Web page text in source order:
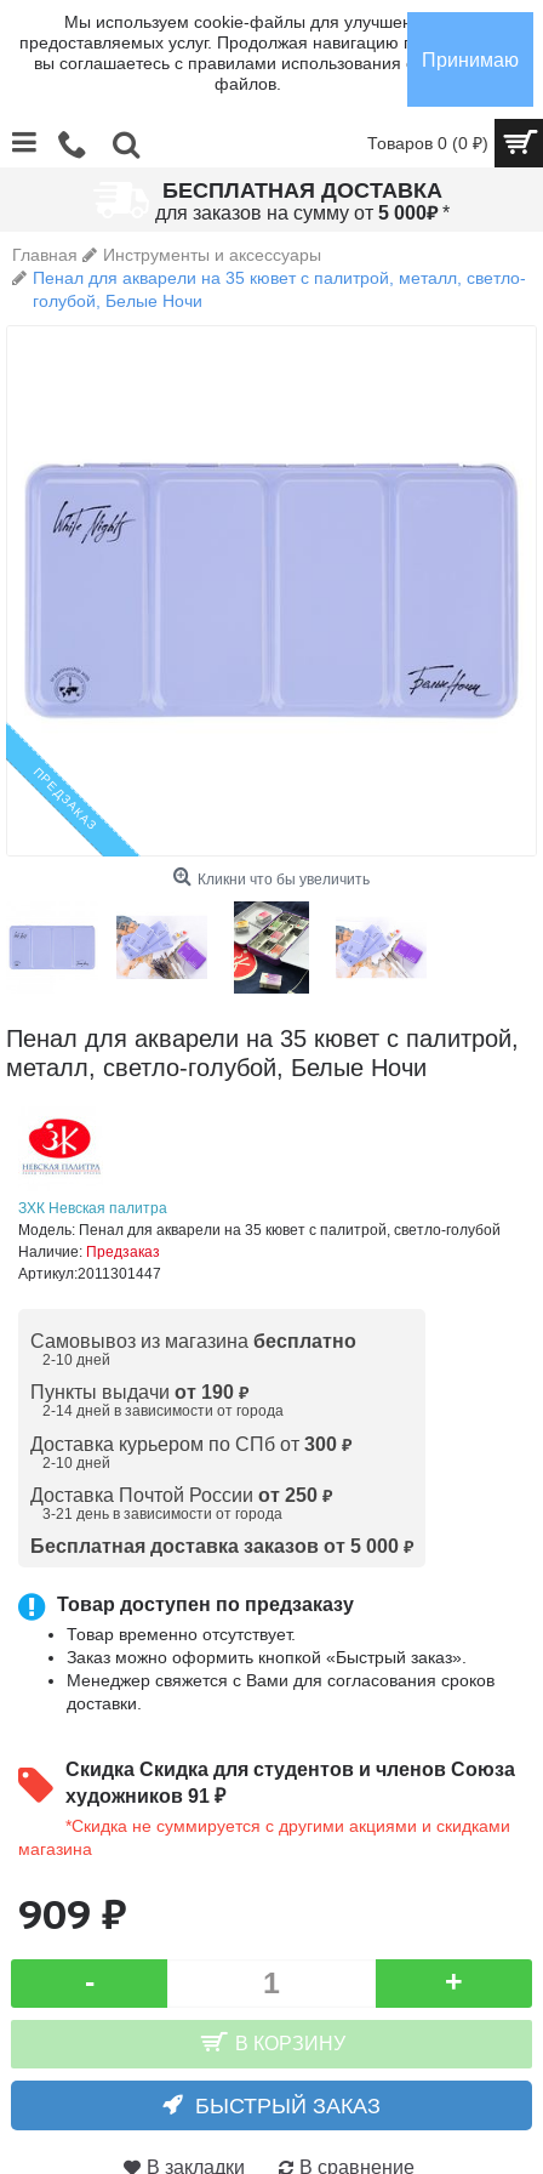
Мы используем cookie-файлы для улучшения
предоставляемых услуг. Продолжая навигацию по сайту,
вы соглашаетесь с правилами использования cookie-
файлов.
Принимаю
Товаров 0 (0 ₽)
БЕСПЛАТНАЯ ДОСТАВКА
для заказов на сумму от 5 000₽*
Главная
Инструменты и аксессуары
Пенал для акварели на 35 кювет с палитрой, металл, светло-
голубой, Белые Ночи
ПРЕДЗАКАЗ
Кликни что бы увеличить
Пенал для акварели на 35 кювет с палитрой,
металл, светло-голубой, Белые Ночи
ЗХК Невская палитра
Модель: Пенал для акварели на 35 кювет с палитрой, светло-голубой
Наличие: Предзаказ
Артикул:2011301447
Самовывоз из магазина бесплатно
2-10 дней
Пункты выдачи от 190 ₽
2-14 дней в зависимости от города
Доставка курьером по СПб от 300 ₽
2-10 дней
Доставка Почтой России от 250 ₽
3-21 день в зависимости от города
Бесплатная доставка заказов от 5 000 ₽
Товар доступен по предзаказу
Товар временно отсутствует.
Заказ можно оформить кнопкой «Быстрый заказ».
Менеджер свяжется с Вами для согласования сроков
доставки.
Скидка Скидка для студентов и членов Союза
художников 91 ₽
*Скидка не суммируется с другими акциями и скидками
магазина
909 ₽
- +
В КОРЗИНУ
БЫСТРЫЙ ЗАКАЗ
В закладки В сравнение